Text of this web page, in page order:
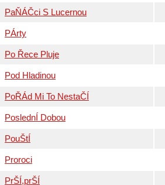
PaŇÁČci S Lucernou
PÁrty
Po Řece Pluje
Pod Hladinou
PoŘÁd Mi To NestaČÍ
PoslednÍ Dobou
PouŠtÍ
Proroci
PrŠÍ,prŠÍ